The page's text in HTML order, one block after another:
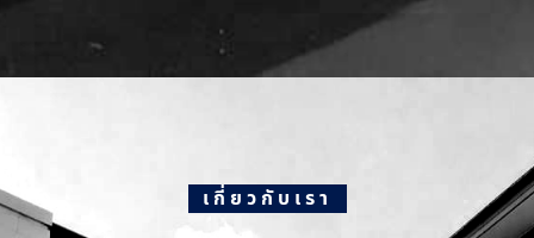
เกี่ยวกับเรา